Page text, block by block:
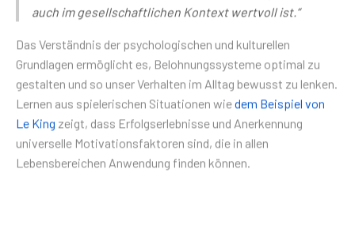
auch im gesellschaftlichen Kontext wertvoll ist.“
Das Verständnis der psychologischen und kulturellen
Grundlagen ermöglicht es, Belohnungssysteme optimal zu
gestalten und so unser Verhalten im Alltag bewusst zu lenken.
Lernen aus spielerischen Situationen wiedem Beispiel von
Le King zeigt, dass Erfolgserlebnisse und Anerkennung
universelle Motivationsfaktoren sind, die in allen
Lebensbereichen Anwendung finden können.